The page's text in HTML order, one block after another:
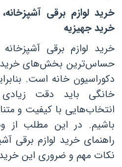
خرید لوازم برقی
خرید جهیزیه
خرید لوازم برقی
حساس‌ترین بخش‌های خرید
دکوراسیون خانه است.
خانگی باید دقت
انتخاب‌هایی با کیفیت و
باشیم. در این مطلب از
راهنمای خرید لوازم برقی
نکات مهم و ضروری این